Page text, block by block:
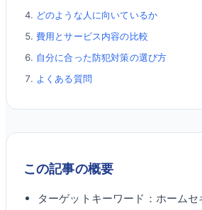
どのような人に向いているか
費用とサービス内容の比較
自分に合った防犯対策の選び方
よくある質問
この記事の概要
ターゲットキーワード： ホームセ